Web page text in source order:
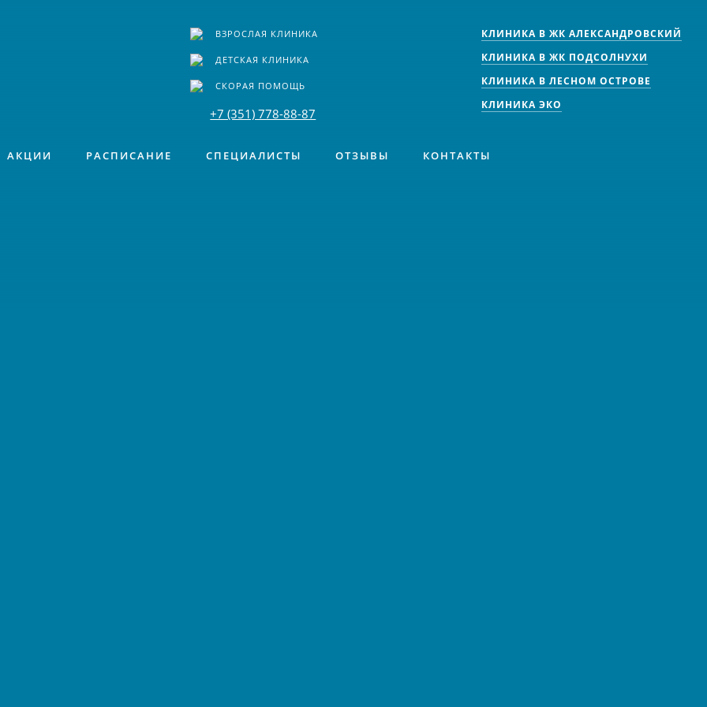
ВЗРОСЛАЯ КЛИНИКА
ДЕТСКАЯ КЛИНИКА
СКОРАЯ ПОМОЩЬ
+7 (351) 778-88-87
КЛИНИКА В ЖК АЛЕКСАНДРОВСКИЙ
КЛИНИКА В ЖК ПОДСОЛНУХИ
КЛИНИКА В ЛЕСНОМ ОСТРОВЕ
КЛИНИКА ЭКО
АКЦИИ РАСПИСАНИЕ СПЕЦИАЛИСТЫ ОТЗЫВЫ КОНТАКТЫ